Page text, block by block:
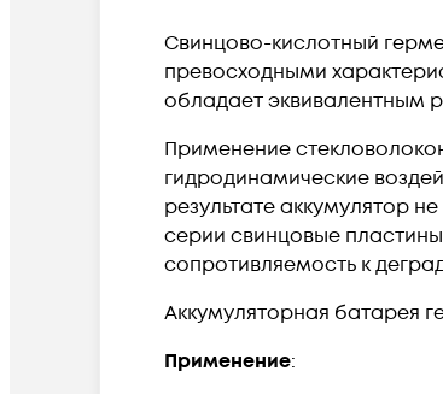
Свинцово-кислотный
превосходными
обладает эквивалентным
Применение
гидродинамические
результате аккумулятор
серии свинцовые
сопротивляемость к
Аккумуляторная батарея
Применение: